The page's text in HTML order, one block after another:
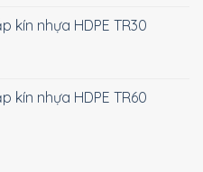
kín nhựa HDPE TR30
kín nhựa HDPE TR60